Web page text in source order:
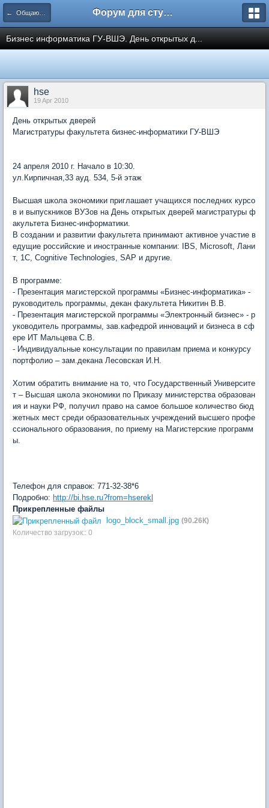
← Общаются информатики Форум для студента СГА
Бизнес информатика ГУ-ВШЭ. День открытых д...
hse
19 Apr 2010
День открытых дверей
Магистратуры факультета бизнес-информатики ГУ-ВШЭ
24 апреля 2010 г. Начало в 10:30.
ул.Кирпичная,33 ауд. 534, 5-й этаж
Высшая школа экономики приглашает учащихся последних курсо
в и выпускников ВУЗов на День открытых дверей магистратуры ф
акультета Бизнес-информатики.
В создании и развитии факультета принимают активное участие в
едущие российские и иностранные компании: IBS, Microsoft, Лани
т, 1С, Cognitive Technologies, SAP и другие.
В программе:
- Презентация магистерской программы «Бизнес-информатика» -
руководитель программы, декан факультета Никитин В.В.
- Презентация магистерской программы «Электронный бизнес» - р
уководитель программы, зав.кафедрой инноваций и бизнеса в сф
ере ИТ Мальцева С.В.
- Индивидуальные консультации по правилам приема и конкурсу
портфолио – зам.декана Лесовская И.Н.
Хотим обратить внимание на то, что Государственный Университе
т – Высшая школа экономики по Приказу министерства образован
ия и науки РФ, получил право на самое большое количество бюд
жетных мест среди образовательных учреждений высшего профе
ссионального образования, по приему на Магистерские программ
ы.
Телефон для справок: 771-32-38*6
Подробно: http://bi.hse.ru?from=hserekl
Прикрепленные файлы
logo_block_small.jpg (90.26К)
Количество загрузок:: 0